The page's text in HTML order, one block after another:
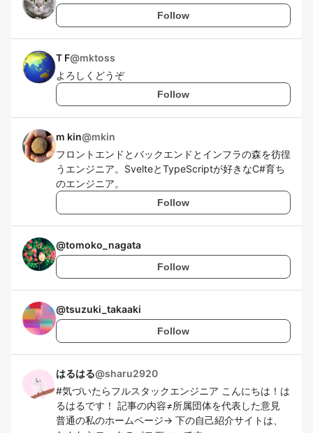
Follow
T F@mktoss
よろしくどうぞ
Follow
m kin@mkin
フロントエンドとバックエンドとインフラの森を彷徨
うエンジニア。SvelteとTypeScriptが好きなC#育ち
のエンジニア。
Follow
@tomoko_nagata
Follow
@tsuzuki_takaaki
Follow
はるはる@sharu2920
#気づいたらフルスタックエンジニア こんにちは！は
るはるです！ 記事の内容≠所属団体を代表した意見
普通の私のホームページ→ 下の自己紹介サイトは、